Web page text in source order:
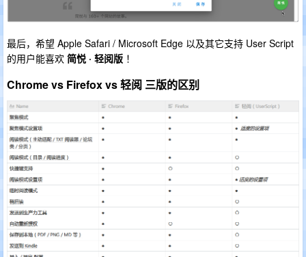
最后，希望 Apple Safari / Microsoft Edge 以及其它支持 User Script
的用户能喜欢 简悦 · 轻阅版 ！
Chrome vs Firefox vs 轻阅 三版的区别